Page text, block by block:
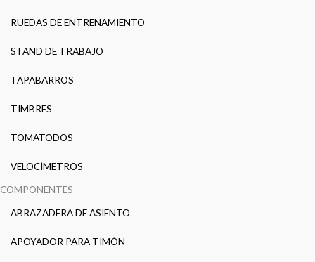
RUEDAS DE ENTRENAMIENTO
STAND DE TRABAJO
TAPABARROS
TIMBRES
TOMATODOS
VELOCÍMETROS
COMPONENTES
ABRAZADERA DE ASIENTO
APOYADOR PARA TIMÓN